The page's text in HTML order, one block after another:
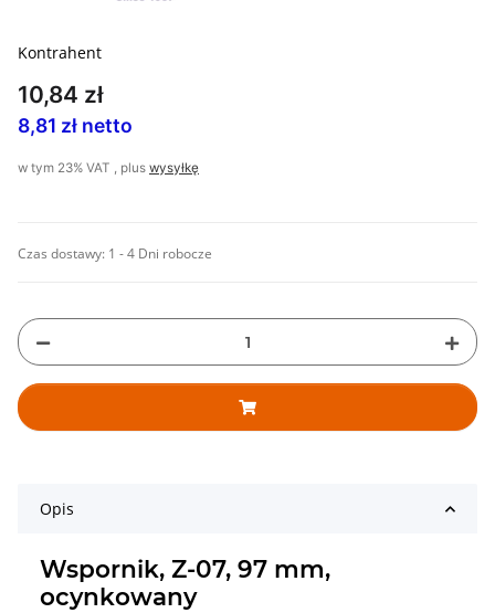
Kontrahent
10,84 zł
8,81 zł netto
w tym 23% VAT , plus wysyłkę
Czas dostawy: 1 - 4 Dni robocze
Opis
Wspornik, Z-07, 97 mm,
ocynkowany